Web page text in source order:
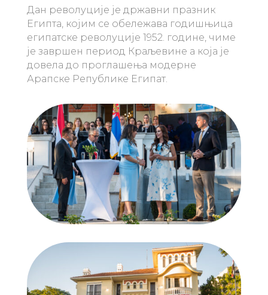
Дан револуције је државни празник
Египта, којим се обележава годишњица
египатске револуције 1952. године, чиме
је завршен период Краљевине а која је
довела до проглашења модерне
Арапске Републике Египат.